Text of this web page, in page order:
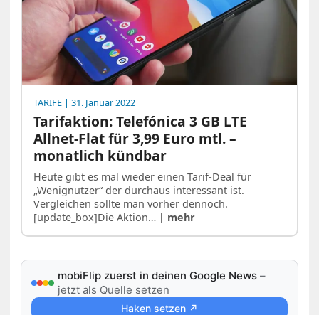
TARIFE | 31. Januar 2022
Tarifaktion: Telefónica 3 GB LTE
Allnet-Flat für 3,99 Euro mtl. –
monatlich kündbar
Heute gibt es mal wieder einen Tarif-Deal für
„Wenignutzer“ der durchaus interessant ist.
Vergleichen sollte man vorher dennoch.
[update_box]Die Aktion… | mehr
mobiFlip zuerst in deinen Google News –
jetzt als Quelle setzen
Haken setzen ↗